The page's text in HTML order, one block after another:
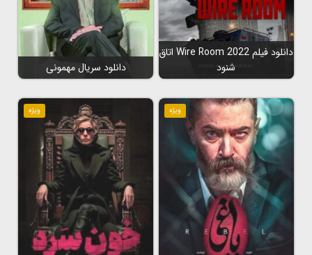
دانلود فیلم Wire Room 2022 اتاق
شنود
دانلود سریال مهمونی
ویژه ویژه